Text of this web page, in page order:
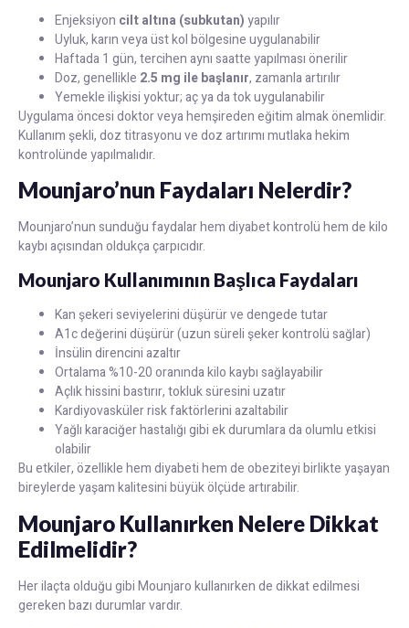
Enjeksiyon cilt altına (subkutan)yapılır
Uyluk, karın veya üst kol bölgesine uygulanabilir
Haftada 1 gün, tercihen aynı saatte yapılması önerilir
Doz, genellikle 2.5 mg ile başlanır, zamanla artırılır
Yemekle ilişkisi yoktur; aç ya da tok uygulanabilir
Uygulama öncesi doktor veya hemşireden eğitim almak önemlidir.
Kullanım şekli, doz titrasyonu ve doz artırımı mutlaka hekim
kontrolünde yapılmalıdır.
Mounjaro’nun Faydaları Nelerdir?
Mounjaro’nun sunduğu faydalar hem diyabet kontrolü hem de kilo
kaybı açısından oldukça çarpıcıdır.
Mounjaro Kullanımının Başlıca Faydaları
Kan şekeri seviyelerini düşürür ve dengede tutar
A1c değerini düşürür (uzun süreli şeker kontrolü sağlar)
İnsülin direncini azaltır
Ortalama %10-20 oranında kilo kaybı sağlayabilir
Açlık hissini bastırır, tokluk süresini uzatır
Kardiyovasküler risk faktörlerini azaltabilir
Yağlı karaciğer hastalığı gibi ek durumlara da olumlu etkisi
olabilir
Bu etkiler, özellikle hem diyabeti hem de obeziteyi birlikte yaşayan
bireylerde yaşam kalitesini büyük ölçüde artırabilir.
Mounjaro Kullanırken Nelere Dikkat
Edilmelidir?
Her ilaçta olduğu gibi Mounjaro kullanırken de dikkat edilmesi
gereken bazı durumlar vardır.